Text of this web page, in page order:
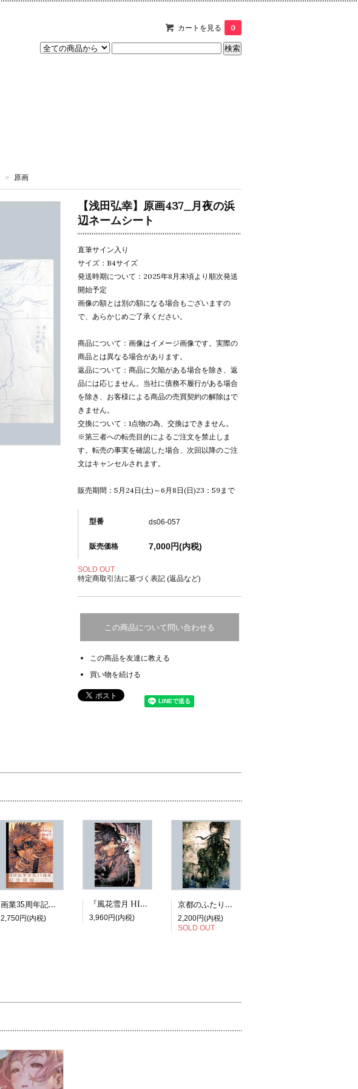
カートを見る 0
> 原画
【浅田弘幸】原画437_月夜の浜
辺ネームシート
直筆サイン入り
サイズ：B4サイズ
発送時期について：2025年8月末頃より順次発送
開始予定
画像の額とは別の額になる場合もございますの
で、あらかじめご了承ください。
商品について：画像はイメージ画像です。実際の
商品とは異なる場合があります。
返品について：商品に欠陥がある場合を除き、返
品には応じません。当社に債務不履行がある場合
を除き、お客様による商品の売買契約の解除はで
きません。
交換について：1点物の為、交換はできません。
※第三者への転売目的によるご注文を禁止しま
す。転売の事実を確認した場合、次回以降のご注
文はキャンセルされます。
販売期間：5月24日(土)～6月8日(日)23：59まで
型番 ds06-057
販売価格 7,000円(内税)
SOLD OUT
特定商取引法に基づく表記 (返品など)
この商品について問い合わせる
この商品を友達に教える
買い物を続ける
画業35周年記念展図録『The Long Journey's Diary | A COMIC』
2,750円(内税)
『風花雪月 HIROYUKI ASADA TEZUKA ALBUM』
3,960円(内税)
京都のふたり展図録『虹niji』
2,200円(内税)
SOLD OUT